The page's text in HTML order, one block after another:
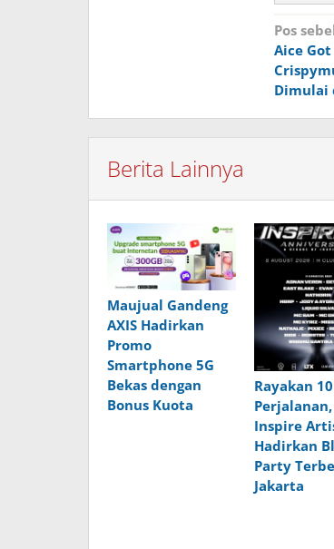
pos
Pos
Aice Got
Dimulai
Berita Lainnya
Maujual Gandeng
AXIS Hadirkan
Promo
Smartphone 5G
Bekas dengan
Bonus Kuota
Rayakan
Perjalanan,
Inspire
Hadirkan
Party
Jakarta